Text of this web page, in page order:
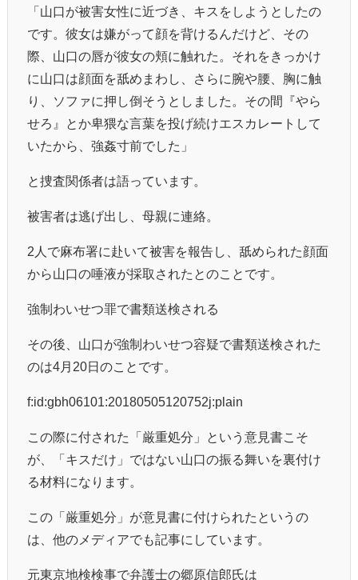
「山口が被害女性に近づき、キスをしようとしたの
です。彼女は嫌がって顔を背けるんだけど、その
際、山口の唇が彼女の頬に触れた。それをきっかけ
に山口は顔面を舐めまわし、さらに腕や腰、胸に触
り、ソファに押し倒そうとしました。その間『やら
せろ』とか卑猥な言葉を投げ続けエスカレートして
いたから、強姦寸前でした」
と捜査関係者は語っています。
被害者は逃げ出し、母親に連絡。
2人で麻布署に赴いて被害を報告し、舐められた顔面
から山口の唾液が採取されたとのことです。
強制わいせつ罪で書類送検される
その後、山口が強制わいせつ容疑で書類送検された
のは4月20日のことです。
f:id:gbh06101:20180505120752j:plain
この際に付された「厳重処分」という意見書こそ
が、「キスだけ」ではない山口の振る舞いを裏付け
る材料になります。
この「厳重処分」が意見書に付けられたというの
は、他のメディアでも記事にしています。
元東京地検検事で弁護士の郷原信郎氏は